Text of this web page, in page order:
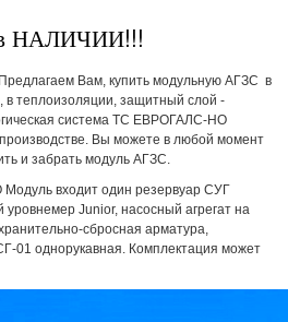
НАЛИЧИИ!!!
Вам, купить модульную АГЗС в
в теплоизоляции, защитный слой -
система ТС ЕВРОГАЛС-НО
Вы можете в любой момент
и забрать модуль АГЗС.
входит один резервуар СУГ
Junior, насосный агрегат на
сбросная арматура,
01 однорукавная. Комплектация может